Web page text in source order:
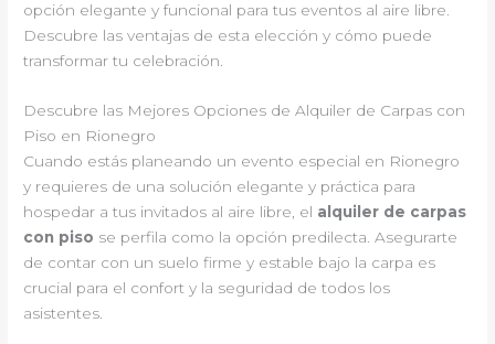
opción elegante y funcional para tus eventos al aire libre.
Descubre las ventajas de esta elección y cómo puede
transformar tu celebración.
Descubre las Mejores Opciones de Alquiler de Carpas con
Piso en Rionegro
Cuando estás planeando un evento especial en Rionegro
y requieres de una solución elegante y práctica para
hospedar a tus invitados al aire libre, el alquiler de carpas
con piso se perfila como la opción predilecta. Asegurarte
de contar con un suelo firme y estable bajo la carpa es
crucial para el confort y la seguridad de todos los
asistentes.